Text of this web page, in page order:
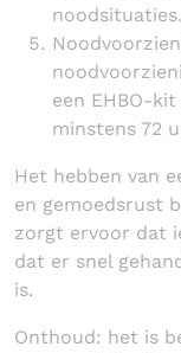
noodsituaties.
een EHBO-
minstens 72
Het hebben van
en gemoedsrust
zorgt ervoor dat
dat er snel
is.
Onthoud: het is